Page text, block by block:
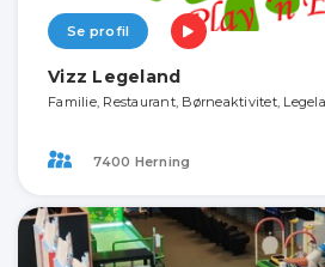
Se profil
Vizz Legeland
Familie, Restaurant, Børneaktivitet,
7400 Herning